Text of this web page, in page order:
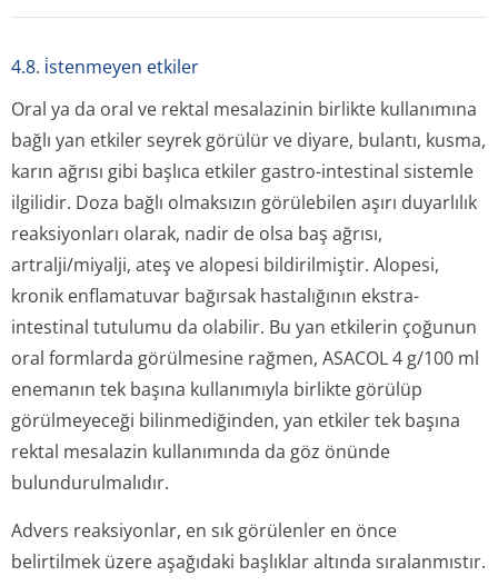
4.8. i̇stenmeyen etkiler
Oral ya da oral ve rektal mesalazinin birlikte kullanımına
bağlı yan etkiler seyrek görülür ve diyare, bulantı, kusma,
karın ağrısı gibi başlıca etkiler gastro-intestinal sistemle
ilgilidir. Doza bağlı olmaksızın görülebilen aşırı duyarlılık
reaksiyonları olarak, nadir de olsa baş ağrısı,
artralji/miyalji, ateş ve alopesi bildirilmiştir. Alopesi,
kronik enflamatuvar bağırsak hastalığının ekstra-
intestinal tutulumu da olabilir. Bu yan etkilerin çoğunun
oral formlarda görülmesine rağmen, ASACOL 4 g/100 ml
enemanın tek başına kullanımıyla birlikte görülüp
görülmeyeceği bilinmediğinden, yan etkiler tek başına
rektal mesalazin kullanımında da göz önünde
bulundurulmalıdır.
Advers reaksiyonlar, en sık görülenler en önce
belirtilmek üzere aşağıdaki başlıklar altında sıralanmıstır.